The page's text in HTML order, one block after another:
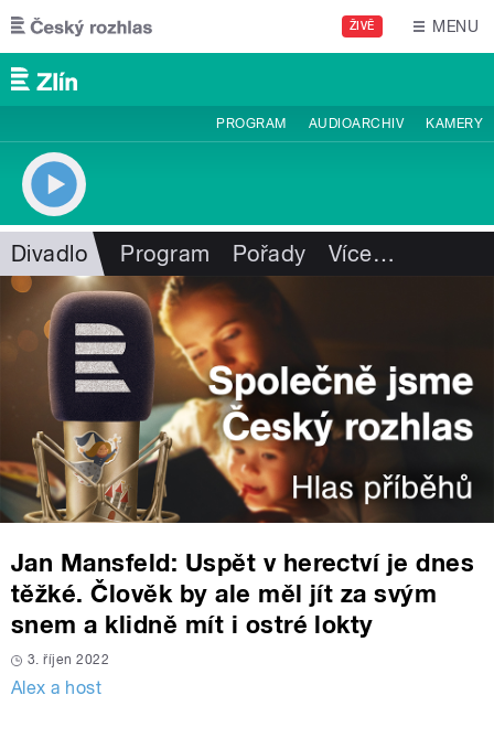
Přejít k hlavnímu obsahu
ŽIVĚ MENU
PROGRAM AUDIOARCHIV KAMERY
Divadlo Program Pořady Více…
Jan Mansfeld: Uspět v herectví je dnes
těžké. Člověk by ale měl jít za svým
snem a klidně mít i ostré lokty
3. říjen 2022
Alex a host